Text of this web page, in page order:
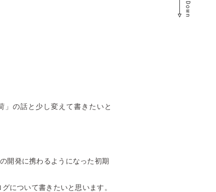
」の話と少し変えて書きたいと
開発に携わるようになった初期
について書きたいと思います。